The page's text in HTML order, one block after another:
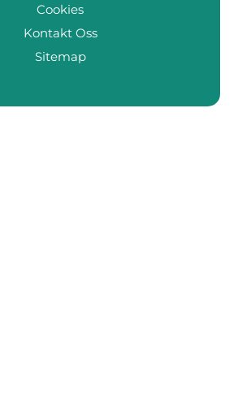
Cookies
Kontakt Oss
Sitemap